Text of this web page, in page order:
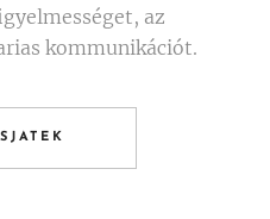
az
kommunikációt.